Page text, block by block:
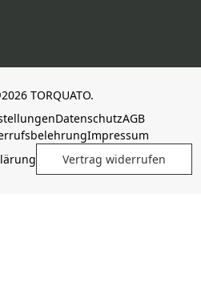
TORQUATO.
DatenschutzAGB
Impressum
Vertrag widerrufen